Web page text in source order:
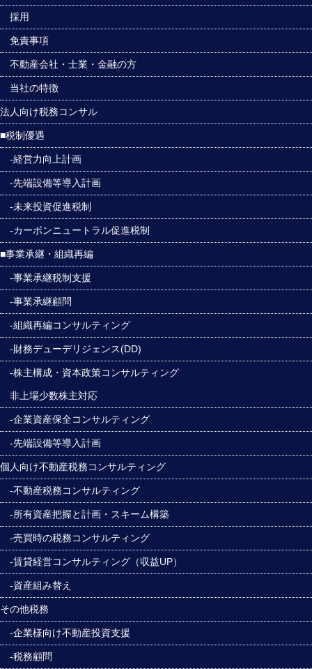
採用
免責事項
不動産会社・士業・金融の方
当社の特徴
法人向け税務コンサル
■税制優遇
-経営力向上計画
-先端設備等導入計画
-未来投資促進税制
-カーボンニュートラル促進税制
■事業承継・組織再編
-事業承継税制支援
-事業承継顧問
-組織再編コンサルティング
-財務デューデリジェンス(DD)
-株主構成・資本政策コンサルティング
非上場少数株主対応
-企業資産保全コンサルティング
-先端設備等導入計画
個人向け不動産税務コンサルティング
-不動産税務コンサルティング
-所有資産把握と計画・スキーム構築
-売買時の税務コンサルティング
-賃貸経営コンサルティング（収益UP）
-資産組み替え
その他税務
-企業様向け不動産投資支援
-税務顧問